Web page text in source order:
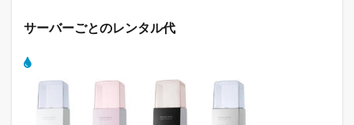
サーバーごとのレンタル代